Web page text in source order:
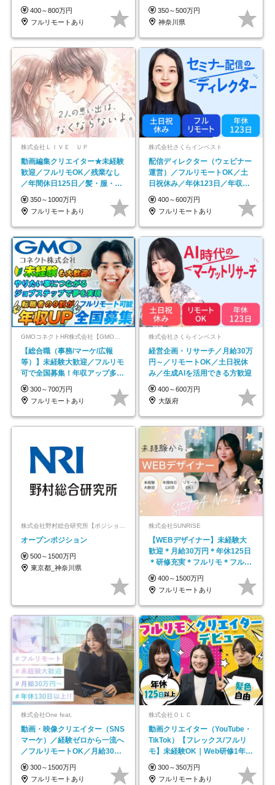
400～800万円
フルリモートあり
務
350～500万円
神奈川県
株式会社ＬＩＶＥ ＵＰ
動画編集クリエイター★未経験
歓迎／フルリモOK／残業なし
／年間休日125日／髪・服・ネ
イル自由／研修充実で安心
350～1000万円
フルリモートあり
株式会社さくらインベスト
配信ディレクター（ウェビナー
運営）／フルリモートOK／土
日祝休み／年休123日／年収
600万円可
400～600万円
フルリモートあり
GMOコネクトHR株式会社【GMOインターネットグループ】
【総合職（事務/マーケ/広報
等）】未経験大歓迎／フルリモ
可で全国募集！年収アップ多数
★年休最大130日★
300～700万円
フルリモートあり
株式会社さくらインベスト
経営企画・リサーチ／月給30万
円～／リモートOK／土日祝休
み／生成AIを活用できる方歓迎
400～600万円
大阪府
オープンポジション
500～1500万円
東京都_神奈川県
株式会社SUNRISE
【WEBデザイナー】未経験大
歓迎＊月給30万円＊年休125日
＊研修充実＊フルリモ＊フルフ
レックス＊
400～1500万円
フルリモートあり
株式会社One feat.
動画・映像クリエイター（SNS
マーケ）／経験ゼロから一流へ
／フルリモートOK／月給30万
円～／年休130日以上
300～1500万円
フルリモートあり
株式会社ＯＬＣ
動画クリエイター（YouTube・
TikTok）【フレックス/フルリ
モ】未経験OK｜Web研修1年間
｜副業OK
300～350万円
フルリモートあり